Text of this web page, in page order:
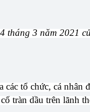
tháng 3 năm 2021
tổ chức, cá nhân
tràn dầu trên lãnh